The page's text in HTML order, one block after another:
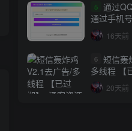
5 通过
通过手机
网站源码
16天前
6 短信轰
多线程 【
20天前